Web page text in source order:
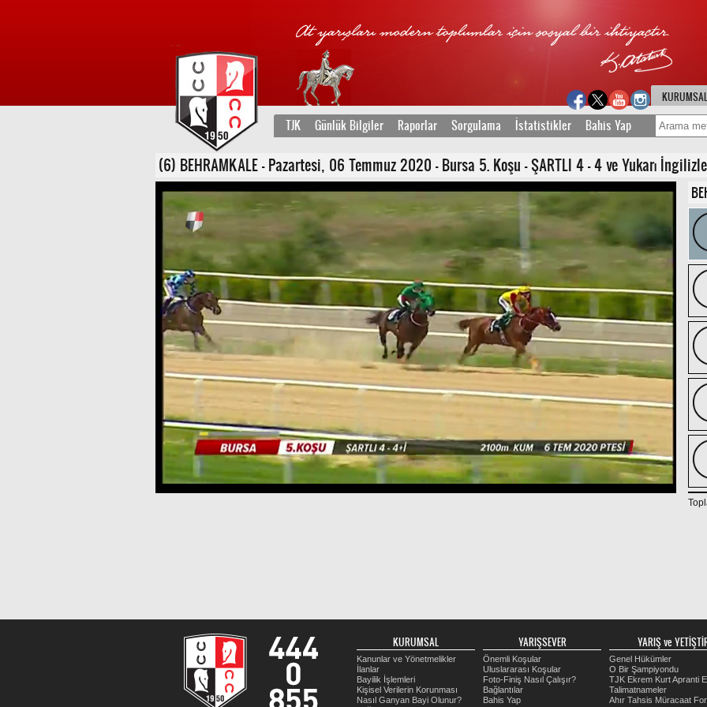
KURUMSAL
TJK Günlük Bilgiler Raporlar Sorgulama İstatistikler Bahis Yap
(6) BEHRAMKALE - Pazartesi, 06 Temmuz 2020 - Bursa 5. Koşu - ŞARTLI 4 - 4 ve Yukarı
KURUMSAL
Kanunlar ve Yönetmelikler
İlanlar
Bayilik İşlemleri
Kişisel Verilerin Korunması
Nasıl Ganyan Bayi Olunur?
YARIŞSEVER
Önemli Koşular
Uluslararası Koşular
Foto-Finiş Nasıl Çalışır?
Bağlantılar
Bahis Yap
YARIŞ ve
Genel Hükümler
O Bir Şampiyondu
TJK Ekrem Kurt Apranti
Talimatnameler
Ahır Tahsis Müracaat